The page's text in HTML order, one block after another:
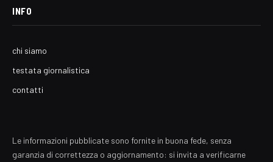
INFO
chi siamo
testata giornalistica
contatti
Le informazioni pubblicate sono fornite in buona fede, senza
garanzia di correttezza o aggiornamento: si invita a verificarne